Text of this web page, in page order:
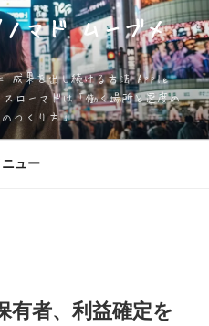
/ノマド ムーブメ
成果を出し続ける方法 Apple
ローマドは「働く場所と速度の
つくり方」
ニュー
有者、利益確定を